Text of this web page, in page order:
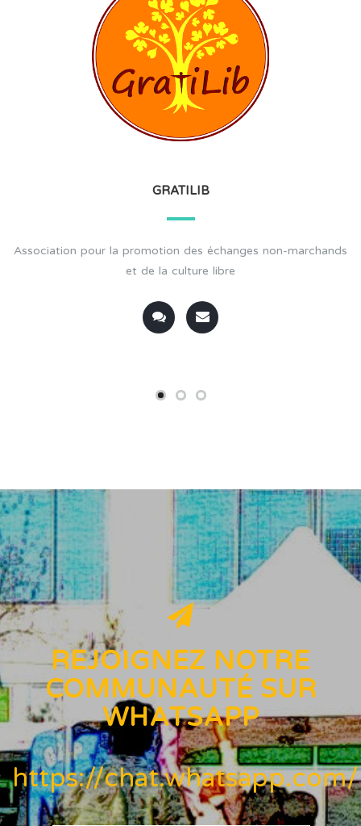
GRATILIB
Association pour la promotion des échanges non-marchands
et de la culture libre
REJOIGNEZ NOTRE
COMMUNAUTÉ SUR
WHATSAPP
https://chat.whatsapp.com/